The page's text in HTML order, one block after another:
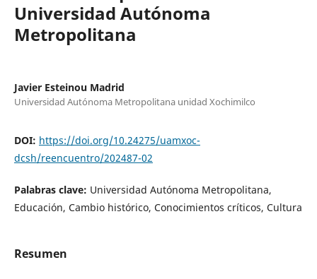
Universidad Autónoma
Metropolitana
Javier Esteinou Madrid
Universidad Autónoma Metropolitana unidad Xochimilco
DOI: https://doi.org/10.24275/uamxoc-
dcsh/reencuentro/202487-02
Palabras clave: Universidad Autónoma Metropolitana,
Educación, Cambio histórico, Conocimientos críticos, Cultura
Resumen